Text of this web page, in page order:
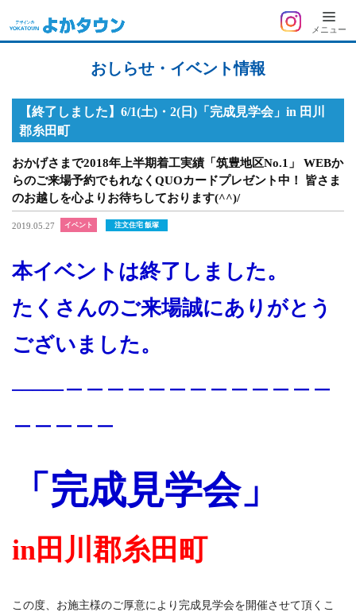
よ
タ
ウ
ン
メニュー
おしらせ・イベント情報
【終了しました】6/1(土)・2(日)「完成見学会」in 田川
郡糸田町
おかげさまで2018年上半期着工実績「筑豊地区No.1」 WEBか
らのご来場予約でもれなくQUOカードプレゼント中！ 皆さま
のお越しを心よりお待ちしております(^^)/
2019.05.27 イベント 注文住宅 飯塚
本イベントは終了しました。
たくさんのご来場誠にありがとう
ございました。
「完成見学会」
in田川郡糸田町
この度、お施主様のご厚意により完成見学会を開催させて頂くこ